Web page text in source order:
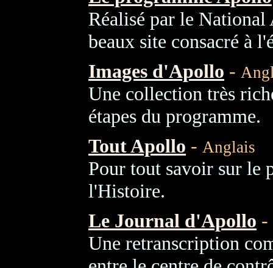
Réalisé par le
beaux site consacré à
Images d'Apollo -
Une collection très
étapes du programme.
Tout Apollo - Anglais
Pour tout savoir sur le
l'Histoire.
Le Journal d'Apollo -
Une retranscription